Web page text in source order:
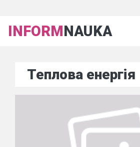
INFORMNAUKA
Теплова енергія